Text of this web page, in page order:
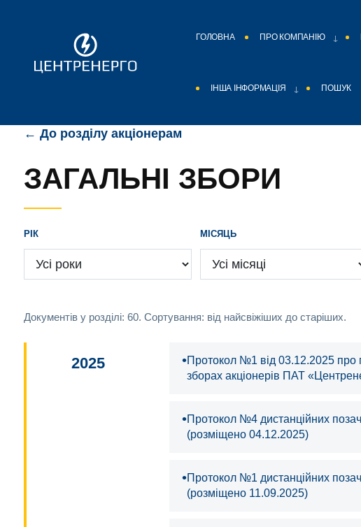
ГОЛОВНА ПРО КОМПАНІЮ
ІНША ІНФОРМАЦІЯ ПОШУК
← До розділу акціонерам
ЗАГАЛЬНІ ЗБОРИ
РІК МІСЯЦЬ
Документів у розділі: 60. Сортування: від найсвіжіших до старіших.
2025 •Протокол №1 від 03.12.2025 про
зборах акцiонерiв ПАТ
•Протокол №4 дистанцiйних
(розміщено 04.12.2025)
•Протокол №1 дистанцiйних
(розміщено 11.09.2025)